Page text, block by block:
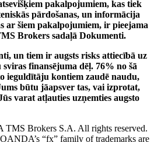
pakalpojumiem, kas tiek
pārdošanas, un informācija
ar šiem pakalpojumiem, ir pieejama
Brokers sadaļā Dokumenti.
un tiem ir augsts risks attiecībā uz
finansējuma dēļ. 76% no šā
ieguldītāju kontiem zaudē naudu,
būtu jāapsver tas, vai izprotat,
varat atļauties uzņemties augsto
Brokers S.A. All rights reserved.
“fx” family of trademarks are